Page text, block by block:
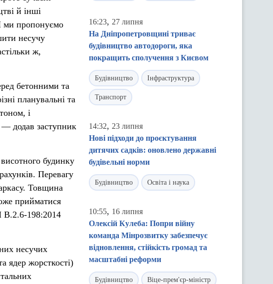
й інші
ми пропонуємо
несучу
ж,
бетонними та
планувальні та
і
— додав заступник
будинку
Перевагу
Товщина
прийматися
В.2.6-198:2014
несучих
ядер жорсткості)
16:23, 27 липня
На Дніпропетровщині триває
будівництво автодороги, яка
покращить сполучення з Києвом
Будівництво Інфраструктура
Транспорт
14:32, 23 липня
Нові підходи до проєктування
дитячих садків: оновлено державні
будівельні норми
Будівництво Освіта і наука
10:55, 16 липня
Олексій Кулеба: Попри війну
команда Мінрозвитку забезпечує
відновлення, стійкість громад та
масштабні реформи
Будівництво Віце-прем'єр-міністр